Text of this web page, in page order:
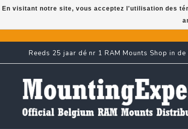
Reeds 25 jaar dé nr 1 RAM Mounts Shop in de
En visitant notre site, vous acceptez l'utilisation des